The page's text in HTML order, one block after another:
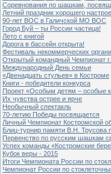
Соревнования по шашкам,
Летний праздник хорошего
90-лет ВОС в Галичской МО ВОС
Город Буй – ты России частица!
Лето с книгой
Дорога в бассейн открыта!
Фестиваль некоммерческих
Открытый командный Чемпионат
Международный День семьи
«Двенадцать стульев» в Костроме
Книги - победители конкурса
Проект «Особым детям – особые
Их чувства острее и ярче
Необычный спектакль
70-летию Победы посвящается
Личный Чемпионат Костромской
Блиц-турнир памяти В.Н.
Первенство по русским шашкам
Успех команды «Костромские
Кубок веры - 2015
Итоги Чемпионата России по
Чемпионат России по